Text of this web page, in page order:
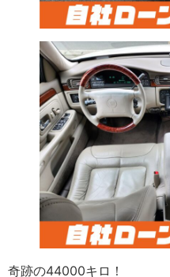
奇跡の44000キロ！